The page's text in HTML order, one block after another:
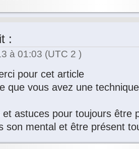
:
à 01:03 (UTC 2 )
pour cet article
que vous avez une
et astuces pour toujours être
son mental et être présent